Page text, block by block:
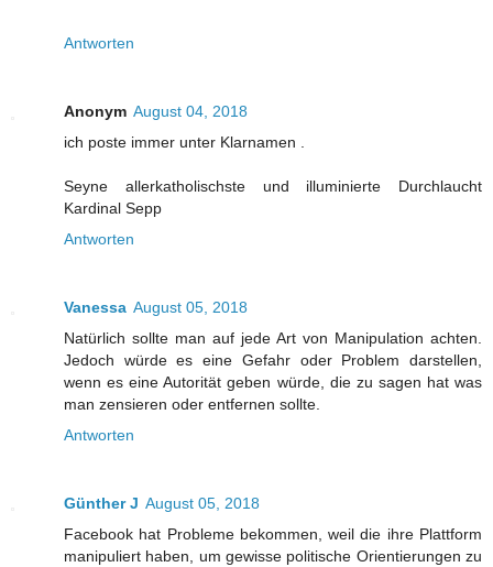
Antworten
Anonym August 04, 2018
ich poste immer unter Klarnamen .
Seyne allerkatholischste und illuminierte Durchlaucht
Kardinal Sepp
Antworten
Vanessa August 05, 2018
Natürlich sollte man auf jede Art von Manipulation achten.
Jedoch würde es eine Gefahr oder Problem darstellen,
wenn es eine Autorität geben würde, die zu sagen hat was
man zensieren oder entfernen sollte.
Antworten
Günther J August 05, 2018
Facebook hat Probleme bekommen, weil die ihre Plattform
manipuliert haben, um gewisse politische Orientierungen zu